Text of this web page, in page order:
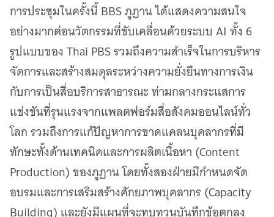
การประชุมในครั้งนี้ BBS ภูฏาน ได้แสดงความสนใจ
อย่างมากต่อนวัตกรรมที่ขับเคลื่อนด้วยระบบ AI ทั้ง 6
รูปแบบของ Thai PBS รวมถึงความสำเร็จในการบริหาร
จัดการและสร้างสมดุลระหว่างความยั่งยืนทางการเงิน
กับการเป็นสื่อบริการสาธารณะ ท่ามกลางกระแสการ
แข่งขันที่รุนแรงจากแพลตฟอร์มสื่อสังคมออนไลน์ทั่ว
โลก รวมถึงการแก้ปัญหาการขาดแคลนบุคลากรที่มี
ทักษะทั้งด้านเทคนิคและการผลิตเนื้อหา (Content
Production) ของภูฏาน โดยทั้งสองฝ่ายมีกำหนดจัด
อบรมและการเสริมสร้างศักยภาพบุคลากร (Capacity
Building) และยังมีแผนที่จะทบทวนบันทึกข้อตกลง